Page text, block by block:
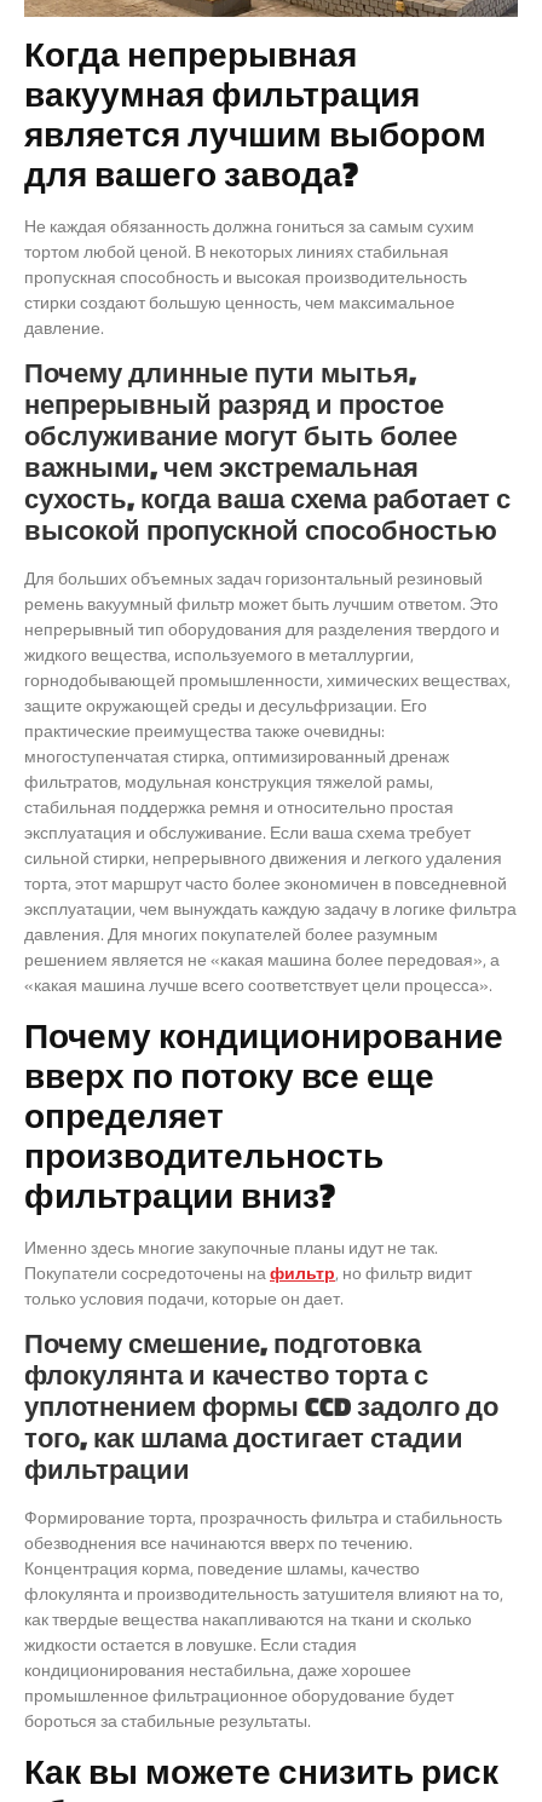
Когда непрерывная
вакуумная фильтрация
является лучшим выбором
для вашего завода?
Не каждая обязанность должна гониться за самым сухим
тортом любой ценой. В некоторых линиях стабильная
пропускная способность и высокая производительность
стирки создают большую ценность, чем максимальное
давление.
Почему длинные пути мытья,
непрерывный разряд и простое
обслуживание могут быть более
важными, чем экстремальная
сухость, когда ваша схема работает с
высокой пропускной способностью
Для больших объемных задач горизонтальный резиновый
ремень вакуумный фильтр может быть лучшим ответом. Это
непрерывный тип оборудования для разделения твердого и
жидкого вещества, используемого в металлургии,
горнодобывающей промышленности, химических веществах,
защите окружающей среды и десульфризации. Его
практические преимущества также очевидны:
многоступенчатая стирка, оптимизированный дренаж
фильтратов, модульная конструкция тяжелой рамы,
стабильная поддержка ремня и относительно простая
эксплуатация и обслуживание. Если ваша схема требует
сильной стирки, непрерывного движения и легкого удаления
торта, этот маршрут часто более экономичен в повседневной
эксплуатации, чем вынуждать каждую задачу в логике фильтра
давления. Для многих покупателей более разумным
решением является не «какая машина более передовая», а
«какая машина лучше всего соответствует цели процесса».
Почему кондиционирование
вверх по потоку все еще
определяет
производительность
фильтрации вниз?
Именно здесь многие закупочные планы идут не так.
Покупатели сосредоточены нафильтр, но фильтр видит
только условия подачи, которые он дает.
Почему смешение, подготовка
флокулянта и качество торта с
уплотнением формы CCD задолго до
того, как шлама достигает стадии
фильтрации
Формирование торта, прозрачность фильтра и стабильность
обезводнения все начинаются вверх по течению.
Концентрация корма, поведение шламы, качество
флокулянта и производительность затушителя влияют на то,
как твердые вещества накапливаются на ткани и сколько
жидкости остается в ловушке. Если стадия
кондиционирования нестабильна, даже хорошее
промышленное фильтрационное оборудование будет
бороться за стабильные результаты.
Как вы можете снизить риск